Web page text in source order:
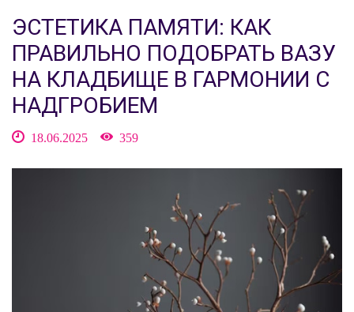
ЭСТЕТИКА ПАМЯТИ: КАК
ПРАВИЛЬНО ПОДОБРАТЬ ВАЗУ
НА КЛАДБИЩЕ В ГАРМОНИИ С
НАДГРОБИЕМ
18.06.2025 359